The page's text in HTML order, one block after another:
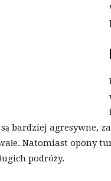
bardziej agresywne,
Natomiast opony
podróży.